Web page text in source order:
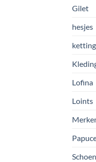
Gilet
hesjes
ketting
Lofina
Loints